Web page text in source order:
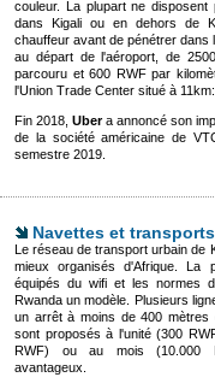
couleur. La plupart ne
dans Kigali ou en dehors de
chauffeur avant de pénétrer dans
au départ de l'aéroport, de 2500
parcouru et 600 RWF par
l'Union Trade Center situé à
Fin 2018, Ubera annoncé son
de la société américaine de
semestre 2019.
Navettes et
Le réseau de transport urbain de
mieux organisés d'Afrique. La
équipés du wifi et les normes
Rwanda un modèle. Plusieurs
un arrêt à moins de 400
sont proposés à l'unité (300
RWF) ou au mois (10.000
avantageux.